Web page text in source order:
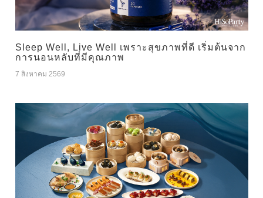
Sleep Well, Live Well เพราะสุขภาพที่ดี เริ่มต้นจาก
การนอนหลับที่มีคุณภาพ
7 สิงหาคม 2569